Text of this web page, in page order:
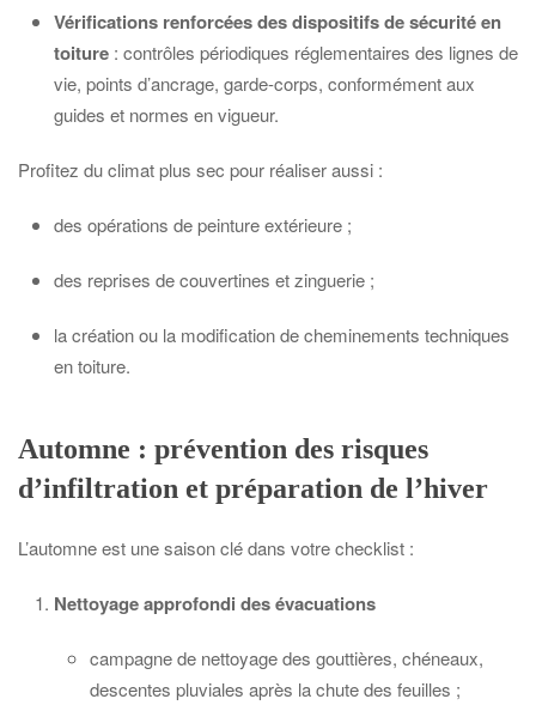
Vérifications renforcées des dispositifs de sécurité en
toiture : contrôles périodiques réglementaires des lignes de
vie, points d’ancrage, garde-corps, conformément aux
guides et normes en vigueur.
Profitez du climat plus sec pour réaliser aussi :
des opérations de peinture extérieure ;
des reprises de couvertines et zinguerie ;
la création ou la modification de cheminements techniques
en toiture.
Automne : prévention des risques
d’infiltration et préparation de l’hiver
L’automne est une saison clé dans votre checklist :
Nettoyage approfondi des évacuations
campagne de nettoyage des gouttières, chéneaux,
descentes pluviales après la chute des feuilles ;